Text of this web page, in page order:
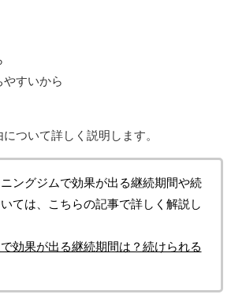
やすいから
ついて詳しく説明します。
ングジムで効果が出る継続期間や続
ては、こちらの記事で詳しく解説し
効果が出る継続期間は？続けられる